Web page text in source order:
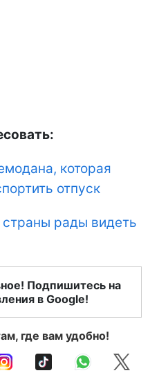
которая
отпуск
рады видеть
Подпишитесь на
в Google!
где вам удобно!